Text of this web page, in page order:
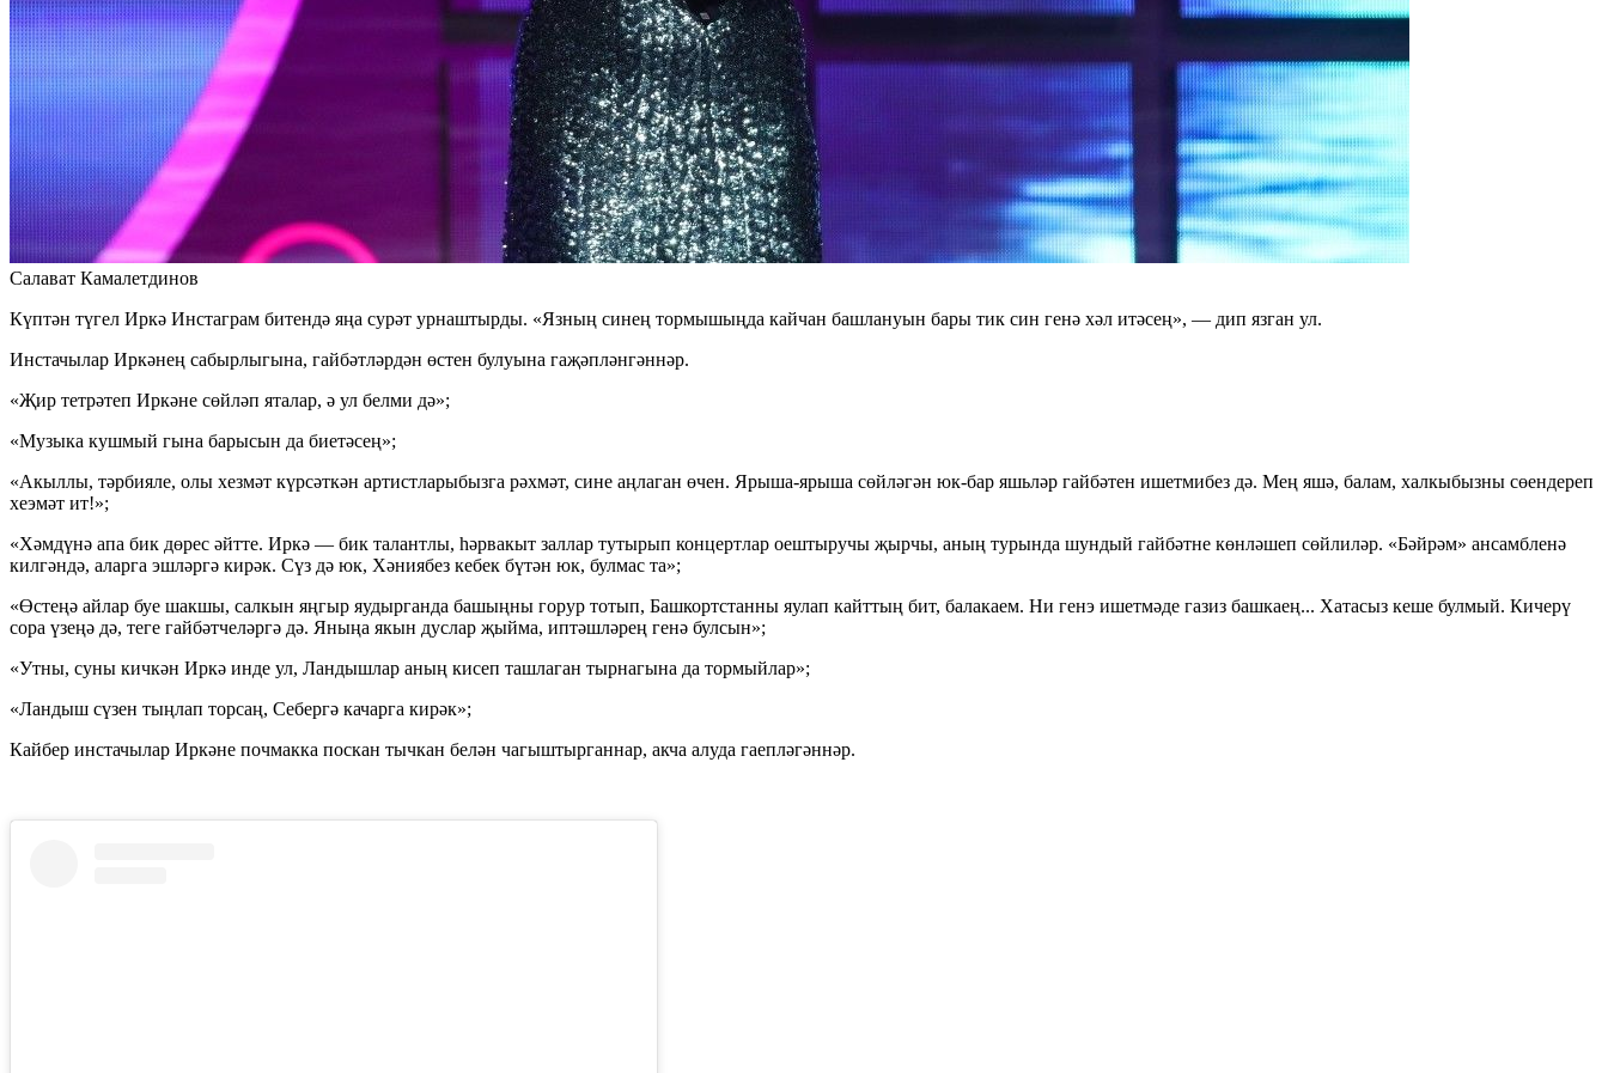
Салават Камалетдинов
Күптән түгел Иркә Инстаграм битендә яңа сурәт урнаштырды. «Язның синең тормышыңда кайчан башлануын бары тик син генә хәл итәсең», — дип язган ул.
Инстачылар Иркәнең сабырлыгына, гайбәтләрдән өстен булуына гаҗәпләнгәннәр.
«Җир тетрәтеп Иркәне сөйләп яталар, ә ул белми дә»;
«Музыка кушмый гына барысын да биетәсең»;
«Акыллы, тәрбияле, олы хезмәт күрсәткән артистларыбызга рәхмәт, сине аңлаган өчен. Ярыша-ярыша сөйләгән юк-бар яшьләр гайбәтен ишетмибез дә. Мең яшә, балам, халкыбызны сөендереп
хеэмәт ит!»;
«Хәмдүнә апа бик дөрес әйтте. Иркә — бик талантлы, һәрвакыт заллар тутырып концертлар оештыручы җырчы, аның турында шундый гайбәтне көнләшеп сөйлиләр. «Бәйрәм» ансамбленә
килгәндә, аларга эшләргә кирәк. Сүз дә юк, Хәниябез кебек бүтән юк, булмас та»;
«Өстеңә айлар буе шакшы, салкын яңгыр яудырганда башыңны горур тотып, Башкортстанны яулап кайттың бит, балакаем. Ни генэ ишетмәде газиз башкаең... Хатасыз кеше булмый. Кичерү
сора үзеңә дә, теге гайбәтчеләргә дә. Яныңа якын дуслар җыйма, иптәшләрең генә булсын»;
«Утны, суны кичкән Иркә инде ул, Ландышлар аның кисеп ташлаган тырнагына да тормыйлар»;
«Ландыш сүзен тыңлап торсаң, Себергә качарга кирәк»;
Кайбер инстачылар Иркәне почмакка поскан тычкан белән чагыштырганнар, акча алуда гаепләгәннәр.